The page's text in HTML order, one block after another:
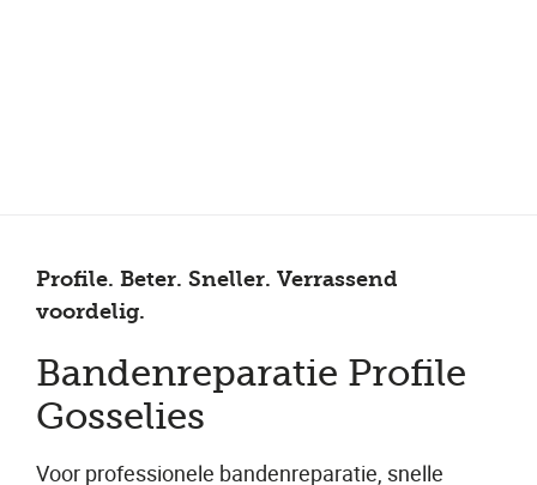
Profile. Beter. Sneller. Verrassend
voordelig.
Bandenreparatie Profile
Gosselies
Voor professionele bandenreparatie, snelle